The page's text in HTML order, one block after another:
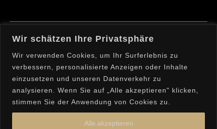
Wir schätzen Ihre Privatsphäre
Wir verwenden Cookies, um Ihr Surferlebnis zu
verbessern, personalisierte Anzeigen oder Inhalte
einzusetzen und unseren Datenverkehr zu
analysieren. Wenn Sie auf „Alle akzeptieren" klicken,
stimmen Sie der Anwendung von Cookies zu.
Alle akzeptieren
Bleibe mit uns in Kontakt und folge uns auf